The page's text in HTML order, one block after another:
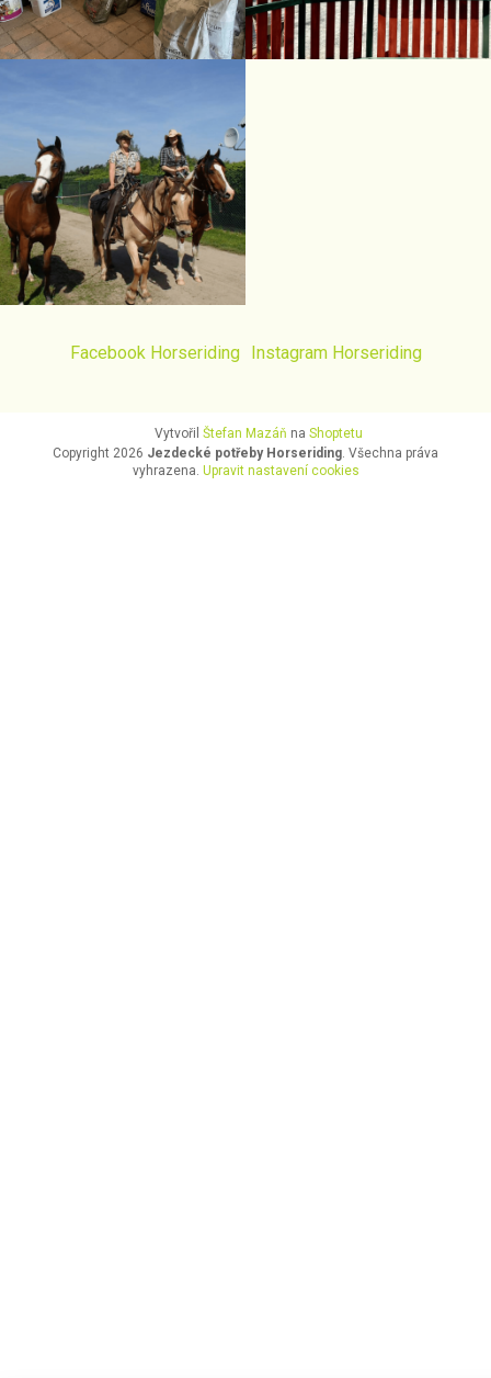
Facebook Horseriding Instagram Horseriding
VytvořilŠtefan Mazáň naShoptetu
Copyright 2026 Jezdecké potřeby Horseriding. Všechna práva
vyhrazena. Upravit nastavení cookies